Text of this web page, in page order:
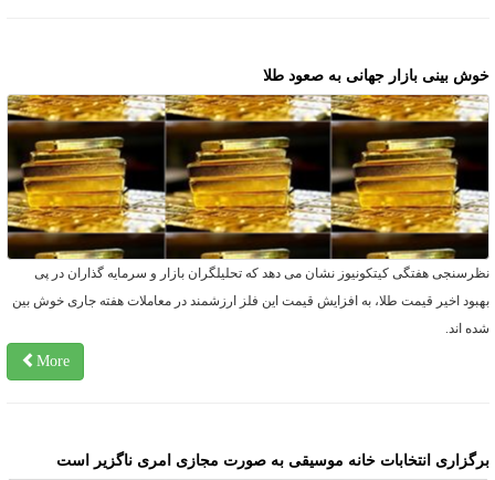
بینی بازار جهانی به صعود طلا
هفتگی کیتکونیوز نشان می دهد که تحلیلگران بازار و سرمایه گذاران در پی
اخیر قیمت طلا، به افزایش قیمت این فلز ارزشمند در معاملات هفته جاری خوش بین
اند.
More
انتخابات خانه موسیقی به صورت مجازی امری ناگزیر است